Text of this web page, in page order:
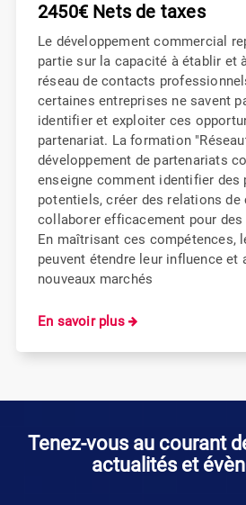
2450€ Nets de taxes
Le développement commercial
partie sur la capacité à établir et
réseau de contacts
certaines entreprises ne savent
identifier et exploiter ces
partenariat. La formation
développement de partenariats
enseigne comment identifier des
potentiels, créer des relations de
collaborer efficacement pour
En maîtrisant ces compétences,
peuvent étendre leur influence et
nouveaux marchés
En savoir plus
Tenez-vous au courant
actualités et